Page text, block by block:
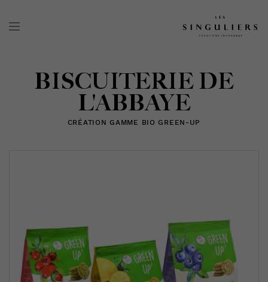
BISCUITERIE DE
L'ABBAYE
CRÉATION GAMME BIO GREEN-UP